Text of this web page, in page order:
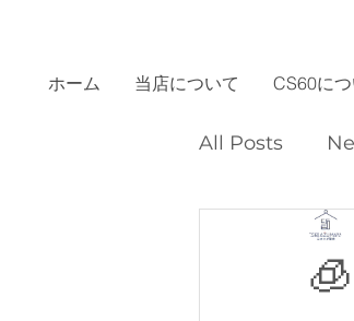
ホーム 当店について CS60に
All Posts